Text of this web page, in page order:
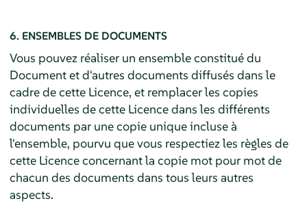
6. ENSEMBLES DE DOCUMENTS
Vous pouvez réaliser un ensemble constitué du
Document et d'autres documents diffusés dans le
cadre de cette Licence, et remplacer les copies
individuelles de cette Licence dans les différents
documents par une copie unique incluse à
l'ensemble, pourvu que vous respectiez les règles de
cette Licence concernant la copie mot pour mot de
chacun des documents dans tous leurs autres
aspects.